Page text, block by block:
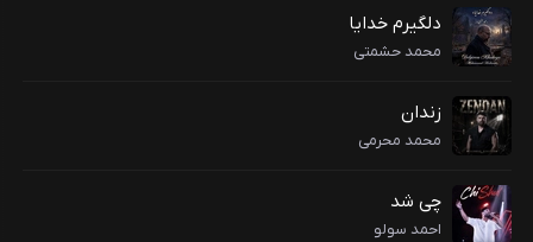
دلگیرم خدایا
محمد حشمتی
زندان
محمد محرمی
چی شد
احمد سولو